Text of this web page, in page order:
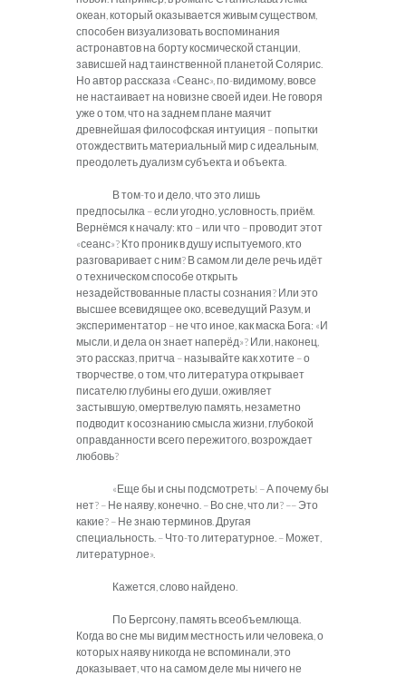
океан, который оказывается живым существом,
способен визуализовать воспоминания
астронавтов на борту космической станции,
зависшей над таинственной планетой Солярис.
Но автор рассказа «Сеанс», по-видимому, вовсе
не настаивает на новизне своей идеи. Не говоря
уже о том, что на заднем плане маячит
древнейшая философская интуиция – попытки
отождествить материальный мир с идеальным,
преодолеть дуализм субъекта и объекта.
В том-то и дело, что это лишь
предпосылка – если угодно, условность, приём.
Вернёмся к началу: кто – или что – проводит этот
«сеанс»? Кто проник в душу испытуемого, кто
разговаривает с ним? В самом ли деле речь идёт
о техническом способе открыть
незадействованные пласты сознания? Или это
высшее всевидящее око, всеведущий Разум, и
экспериментатор – не что иное, как маска Бога: «И
мысли, и дела он знает наперёд»? Или, наконец,
это рассказ, притча – называйте как хотите – о
творчестве, о том, что литература открывает
писателю глубины его души, оживляет
застывшую, омертвелую память, незаметно
подводит к осознанию смысла жизни, глубокой
оправданности всего пережитого, возрождает
любовь?
«Еще бы и сны подсмотреть! – А почему бы
нет? – Не наяву, конечно. – Во сне, что ли? –– Это
какие? – Не знаю терминов. Другая
специальность. – Что-то литературное. – Может,
литературное».
Кажется, слово найдено.
По Бергсону, память всеобъемлюща.
Когда во сне мы видим местность или человека, о
которых наяву никогда не вспоминали, это
доказывает, что на самом деле мы ничего не